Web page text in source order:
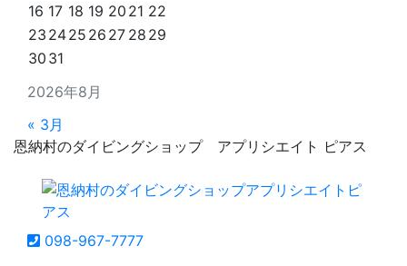
2026年8月
16 17 18 19 20 21 22
23 2425 26 27 28 29
30 31
« 3月
恩納村のダイビングショップ アプリシエイト ピアス
098-967-7777